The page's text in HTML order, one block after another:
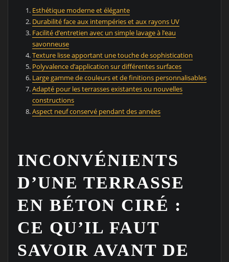
Esthétique moderne et élégante
Durabilité face aux intempéries et aux rayons UV
Facilité d’entretien avec un simple lavage à l’eau
savonneuse
Texture lisse apportant une touche de sophistication
Polyvalence d’application sur différentes surfaces
Large gamme de couleurs et de finitions personnalisables
Adapté pour les terrasses existantes ou nouvelles
constructions
Aspect neuf conservé pendant des années
INCONVÉNIENTS
D’UNE TERRASSE
EN BÉTON CIRÉ :
CE QU’IL FAUT
SAVOIR AVANT DE